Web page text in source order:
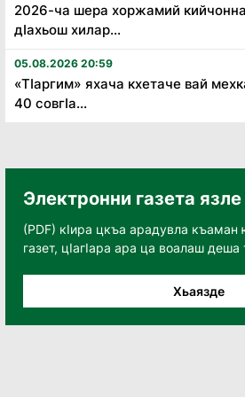
2026-ча шера хоржамий кийчонна
дӏахьош хилар...
05.08.2026 20:59
«Тӏаргим» яхача кхетаче вай
40 совгӏа...
Электронни газета язле
(PDF) кӀира цкъа арадувла
газет, цӀагӀара ара ца воалаш деша
Хьаязде